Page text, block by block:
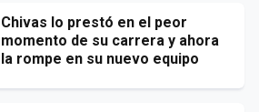
Chivas lo prestó en el peor
momento de su carrera y ahora
la rompe en su nuevo equipo